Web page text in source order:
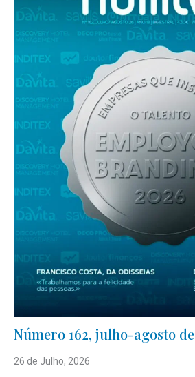
Número 162, julho-agosto
26 de Julho, 2026